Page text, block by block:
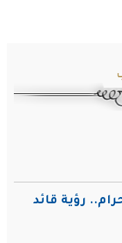
رؤية قائد